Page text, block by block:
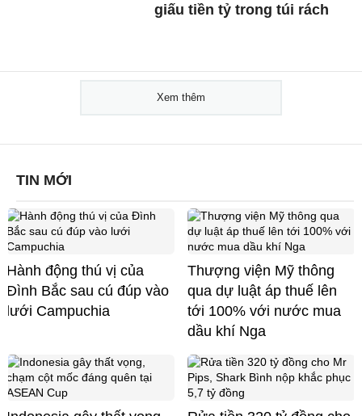
giấu tiền tỷ trong túi rách
Xem thêm
TIN MỚI
Hành động thú vị của
Đình Bắc sau cú đúp vào
lưới Campuchia
Thượng viện Mỹ thông
qua dự luật áp thuế lên
tới 100% với nước mua
dầu khí Nga